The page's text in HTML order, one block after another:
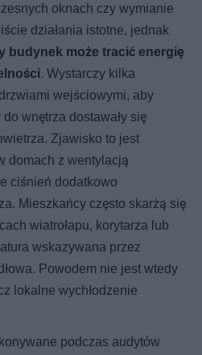
oknach czy wymianie
działania istotne, jednak
budynek może tracić energię
. Wystarczy kilka
wejściowymi, aby
wnętrza dostawały się
Zjawisko to jest
domach z wentylacją
ciśnień dodatkowo
Mieszkańcy często skarżą się
wiatrołapu, korytarza lub
wskazywana przez
Powodem nie jest wtedy
lokalne wychłodzenie
podczas audytów